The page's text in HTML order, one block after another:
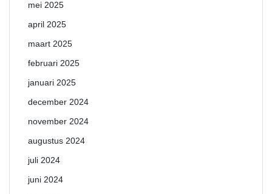
mei 2025
april 2025
maart 2025
februari 2025
januari 2025
december 2024
november 2024
augustus 2024
juli 2024
juni 2024